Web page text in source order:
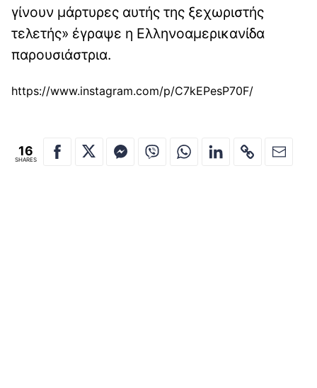
γίνουν μάρτυρες αυτής της ξεχωριστής
τελετής» έγραψε η Ελληνοαμερικανίδα
παρουσιάστρια.
https://www.instagram.com/p/C7kEPesP70F/
16
SHARES